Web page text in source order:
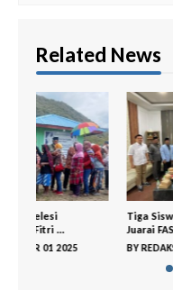
Related News
Tiga Siswa Asal Pasuruan
Juarai FASI Mes...
BYREDAKSI NOV 04 2024